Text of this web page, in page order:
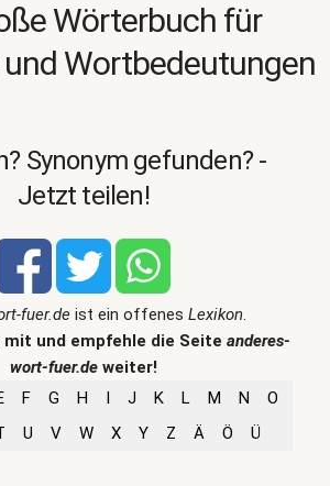
Wörterbuch für
Wortbedeutungen
Synonym gefunden? -
Jetzt teilen!
fuer.deist ein offenes Lexikon.
mit und empfehle die Seite anderes-
wort-fuer.de weiter!
F G H I J K L M N
O
U V W X Y Z Ä Ö Ü